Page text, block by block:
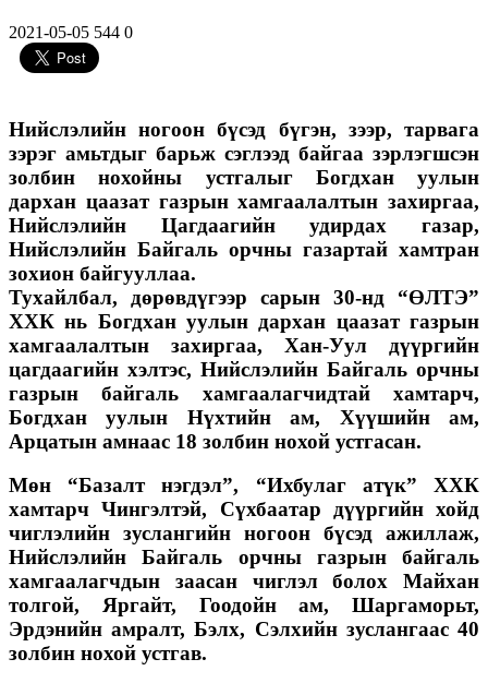
2021-05-05 544 0
Нийслэлийн ногоон бүсэд бүгэн, зээр, тарвага
зэрэг амьтдыг барьж сэглээд байгаа зэрлэгшсэн
золбин нохойны устгалыг Богдхан уулын
дархан цаазат газрын хамгаалалтын захиргаа,
Нийслэлийн Цагдаагийн удирдах газар,
Нийслэлийн Байгаль орчны газартай хамтран
зохион байгууллаа.
Тухайлбал, дөрөвдүгээр сарын 30-нд “ӨЛТЭ”
ХХК нь Богдхан уулын дархан цаазат газрын
хамгаалалтын захиргаа, Хан-Уул дүүргийн
цагдаагийн хэлтэс, Нийслэлийн Байгаль орчны
газрын байгаль хамгаалагчидтай хамтарч,
Богдхан уулын Нүхтийн ам, Хүүшийн ам,
Арцатын амнаас 18 золбин нохой устгасан.
Мөн “Базалт нэгдэл”, “Ихбулаг атүк” ХХК
хамтарч Чингэлтэй, Сүхбаатар дүүргийн хойд
чиглэлийн зуслангийн ногоон бүсэд ажиллаж,
Нийслэлийн Байгаль орчны газрын байгаль
хамгаалагчдын заасан чиглэл болох Майхан
толгой, Яргайт, Гоодойн ам, Шаргаморьт,
Эрдэнийн амралт, Бэлх, Сэлхийн зуслангаас 40
золбин нохой устгав.